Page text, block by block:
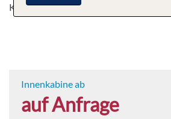
Koblenz - Rüdesheim - Rüdesheim
Innenkabine ab
auf Anfrage